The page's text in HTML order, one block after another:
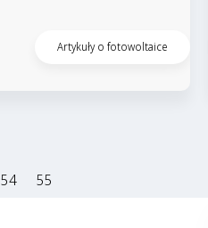
Artykuły o fotowoltaice
54 55